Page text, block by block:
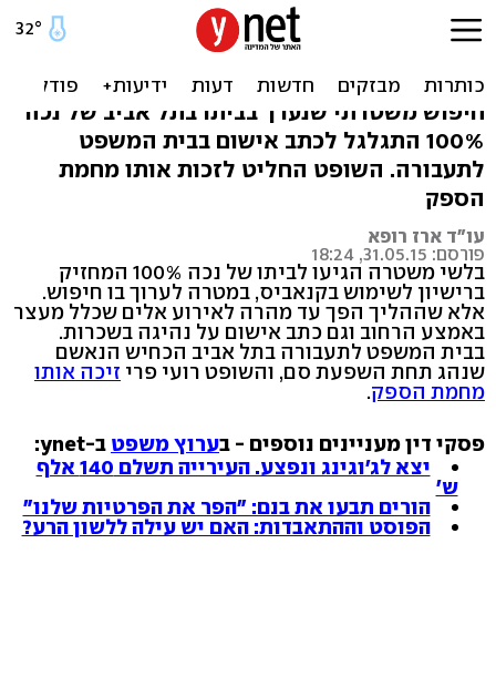
נכה בעל רישיון לקנאביס זוכה
מנהיגה בשכרות
חיפוש משטרתי שנערך בביתו בתל אביב של נכה
100% התגלגל לכתב אישום בבית המשפט
לתעבורה. השופט החליט לזכות אותו מחמת
הספק
עו"ד ארז רופא
פורסם: 31.05.15, 18:24
בלשי משטרה הגיעו לביתו של נכה 100% המחזיק
ברישיון לשימוש בקנאביס, במטרה לערוך בו חיפוש.
אלא שההליך הפך עד מהרה לאירוע אלים שכלל מעצר
באמצע הרחוב וגם כתב אישום על נהיגה בשכרות.
בבית המשפט לתעבורה בתל אביב הכחיש הנאשם
שנהג תחת השפעת סם, והשופט רועי פרי זיכה אותו
מחמת הספק.
פסקי דין מעניינים נוספים - בערוץ משפט ב-ynet:
יצא לג'וגינג ונפצע. העירייה תשלם 140 אלף
ש'
הורים תבעו את בנם: "הפר את הפרטיות שלנו"
הפוסט וההתאבדות: האם יש עילה ללשון הרע?